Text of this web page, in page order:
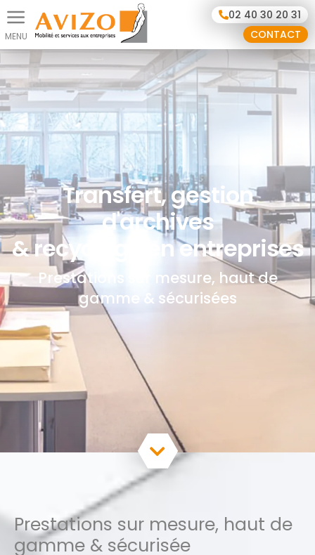
02 40 30 20 31
CONTACT
Transfert, gestion
d'archives
& recyclage en entreprises
Prestations sur mesure, haut de
gamme & sécurisées
Prestations sur mesure, haut de
gamme & sécurisée
Panneau de gestion des cookies